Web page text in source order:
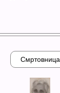
Смртовница